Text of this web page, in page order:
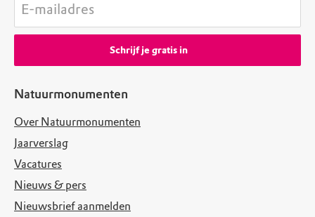
Natuurmonumenten
Over Natuurmonumenten
Jaarverslag
Vacatures
Nieuws & pers
Nieuwsbrief aanmelden
E-mailadres
Schrijf je gratis in